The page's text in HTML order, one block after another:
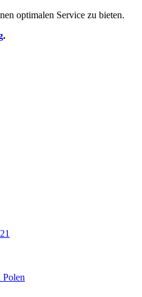
optimalen Service zu bieten.
.
Polen